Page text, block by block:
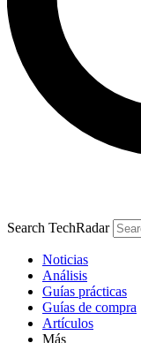
Search TechRadar
Noticias
Análisis
Guías prácticas
Guías de compra
Artículos
Más